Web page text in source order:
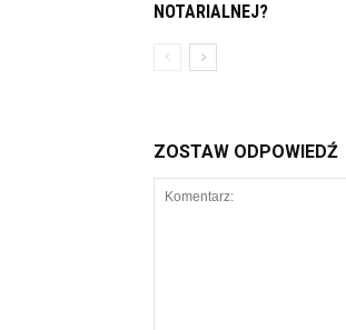
NOTARIALNEJ?
ZOSTAW ODPOWIEDŹ